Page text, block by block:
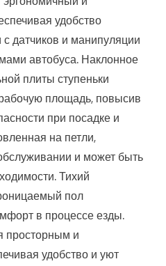
удобство
датчиков и манипуляции
автобуса. Наклонное
плиты ступеньки
площадь, повысив
при посадке и
на петли,
и может быть
Тихий
пол
в процессе езды.
просторным и
удобство и уют